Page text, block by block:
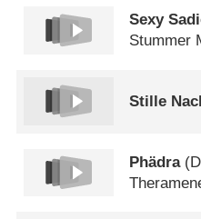
Sexy
Stummer
Stille
Phädra(D